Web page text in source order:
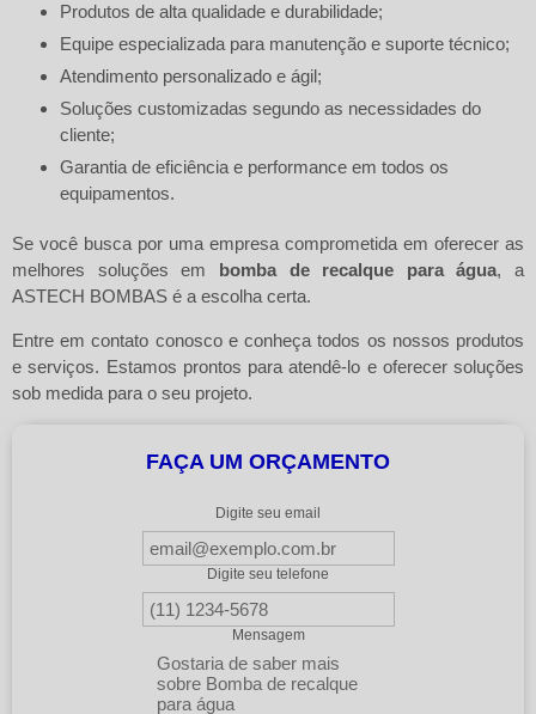
Produtos de alta qualidade e durabilidade;
Equipe especializada para manutenção e suporte técnico;
Atendimento personalizado e ágil;
Soluções customizadas segundo as necessidades do
cliente;
Garantia de eficiência e performance em todos os
equipamentos.
Se você busca por uma empresa comprometida em oferecer as
melhores soluções em bomba de recalque para água, a
ASTECH BOMBAS é a escolha certa.
Entre em contato conosco e conheça todos os nossos produtos
e serviços. Estamos prontos para atendê-lo e oferecer soluções
sob medida para o seu projeto.
FAÇA UM ORÇAMENTO
Digite seu email
Digite seu telefone
Mensagem